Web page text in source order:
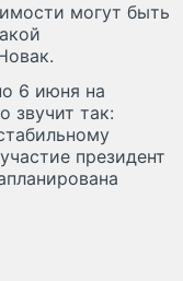
могут быть
6 июня на
звучит так:
президент